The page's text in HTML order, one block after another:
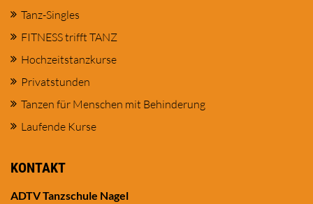
Tanz-Singles
FITNESS trifft TANZ
Hochzeitstanzkurse
Privatstunden
Tanzen für Menschen mit Behinderung
Laufende Kurse
KONTAKT
ADTV Tanzschule Nagel